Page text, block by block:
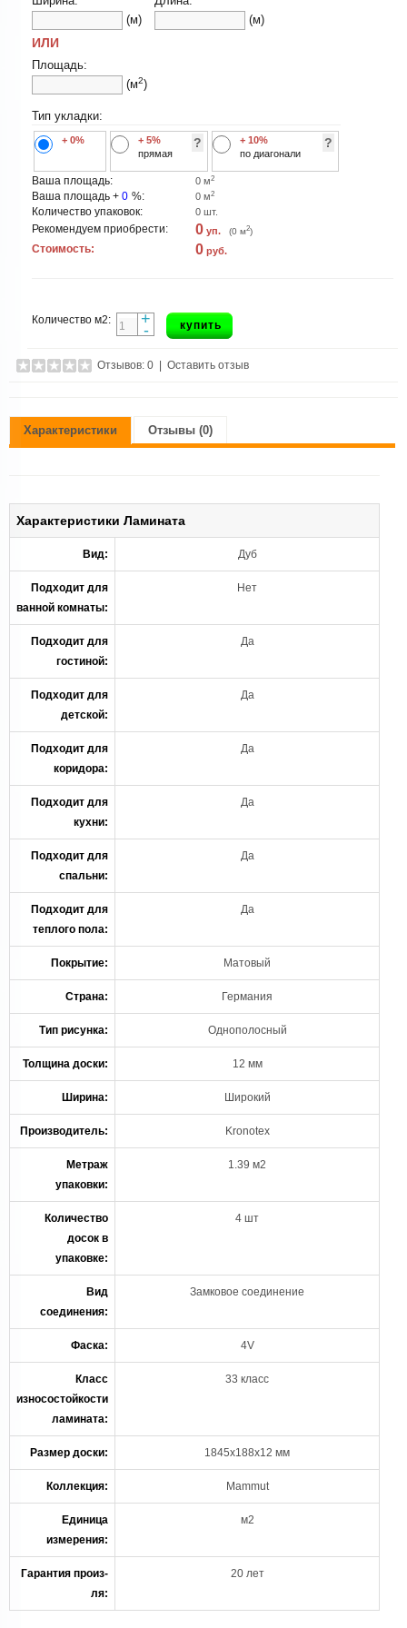
(м)
(м)
ИЛИ
Площадь:
(м2)
Тип укладки:
+ 0%
+ 5%
прямая
?
+ 10%
по диагонали
?
Ваша площадь: 0 м2
Ваша площадь + 0 %: 0 м2
Количество упаковок: 0 шт.
Рекомендуем приобрести: 0 уп. (0 м2)
Стоимость: 0 руб.
Количество м2: +
- купить
Отзывов: 0 Оставить отзыв
Характеристики Отзывы (0)
Характеристики Ламината
Вид: Дуб
Подходит для
ванной комнаты:
Нет
Подходит для
гостиной:
Да
Подходит для
детской:
Да
Подходит для
коридора:
Да
Подходит для
кухни:
Да
Подходит для
спальни:
Да
Подходит для
теплого пола:
Да
Покрытие: Матовый
Страна: Германия
Тип рисунка: Однополосный
Толщина доски: 12 мм
Ширина: Широкий
Производитель: Kronotex
Метраж
упаковки:
1.39 м2
Количество
досок в
упаковке:
4 шт
Вид
соединения:
Замковое соединение
Фаска: 4V
Класс
износостойкости
ламината:
33 класс
Размер доски: 1845х188х12 мм
Коллекция: Mammut
Единица
измерения:
м2
Гарантия произ-
ля:
20 лет